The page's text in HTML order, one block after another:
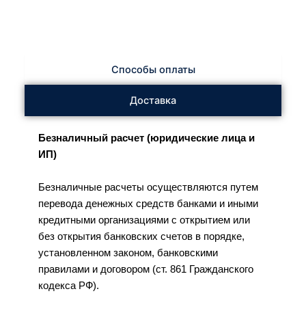
Способы оплаты
Доставка
Безналичный расчет (юридические лица и
ИП)
Безналичные расчеты осуществляются путем
перевода денежных средств банками и иными
кредитными организациями с открытием или
без открытия банковских счетов в порядке,
установленном законом, банковскими
правилами и договором (ст. 861 Гражданского
кодекса РФ).